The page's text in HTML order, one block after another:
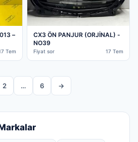
–
Tem
CX3 ÖN PANJUR (ORJİNAL) -
NO39
Fiyat sor 17 Tem
2 … 6 →